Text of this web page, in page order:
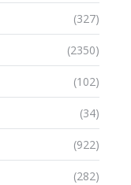
(327)
(2350)
(102)
(34)
(922)
(282)